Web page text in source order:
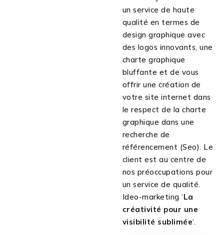
un service de haute
qualité en termes de
design graphique avec
des logos innovants, une
charte graphique
bluffante et de vous
offrir une création de
votre site internet dans
le respect de la charte
graphique dans une
recherche de
référencement (Seo). Le
client est au centre de
nos préoccupations pour
un service de qualité.
Ideo-marketing ‘La
créativité pour une
visibilité sublimée‘.